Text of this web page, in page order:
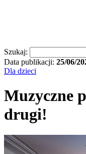
Szukaj:
Data publikacji: 25/06/
Dla dzieci
Muzyczne
drugi!